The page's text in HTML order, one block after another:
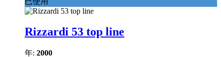
Rizzardi 53 top line
年: 2000